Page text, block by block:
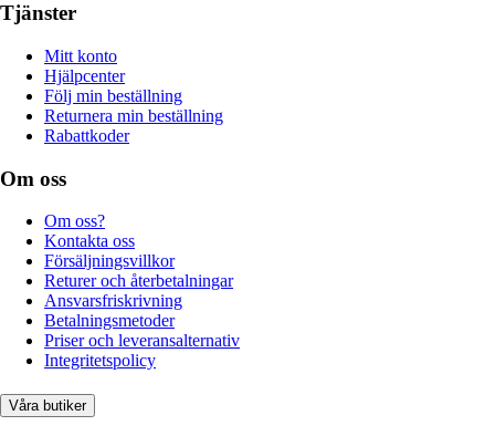
Tjänster
Mitt konto
Hjälpcenter
Följ min beställning
Returnera min beställning
Rabattkoder
Om oss
Om oss?
Kontakta oss
Försäljningsvillkor
Returer och återbetalningar
Ansvarsfriskrivning
Betalningsmetoder
Priser och leveransalternativ
Integritetspolicy
Våra butiker